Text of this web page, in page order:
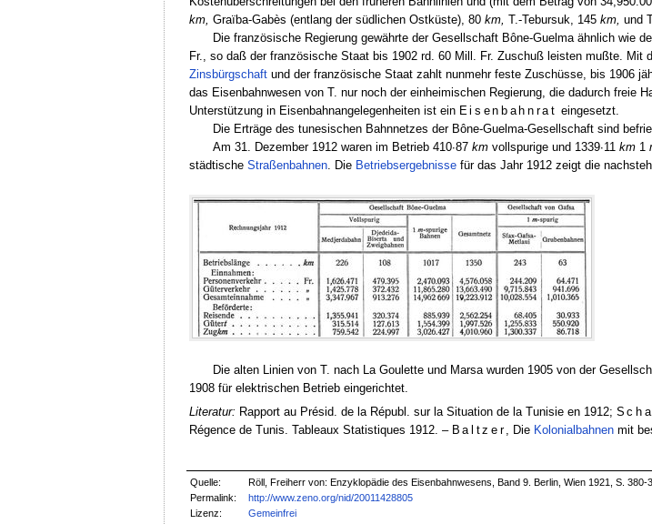
km, Graïba-Gabès (entlang der südlichen Ostküste), 80 km, T.-Tebursuk, 145 km, und
Die französische Regierung gewährte der Gesellschaft Bône-Guelma ähnlich wie
Fr., so daß der französische Staat bis 1902 rd. 60 Mill. Fr. Zuschuß leisten mußte. Mit
Zinsbürgschaftund der französische Staat zahlt nunmehr feste Zuschüsse, bis 1906
das Eisenbahnwesen von T. nur noch der einheimischen Regierung, die dadurch freie
Unterstützung in Eisenbahnangelegenheiten ist ein Eisenbahnrat eingesetzt.
Die Erträge des tunesischen Bahnnetzes der Bône-Guelma-Gesellschaft sind
Am 31. Dezember 1912 waren im Betrieb 410∙87km vollspurige und 1339∙11km 1
städtische Straßenbahnen. Die Betriebsergebnissefür das Jahr 1912 zeigt die
Die alten Linien von T. nach La Goulette und Marsa wurden 1905 von der
1908 für elektrischen Betrieb eingerichtet.
Literatur: Rapport au Présid. de la Républ. sur la Situation de la Tunisie en 1912;
Régence de Tunis. Tableaux Statistiques 1912. – Baltzer, Die Kolonialbahnen mit
Quelle:
Röll, Freiherr von: Enzyklopädie des Eisenbahnwesens, Band 9. Berlin, Wien 1921, S. 380-
Permalink:
http://www.zeno.org/nid/20011428805
Lizenz:
Gemeinfrei